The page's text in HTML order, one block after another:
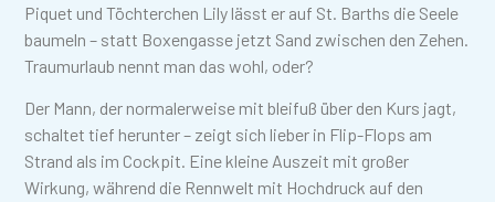
Piquet und Töchterchen Lily lässt er auf St. Barths die Seele
baumeln – statt Boxengasse jetzt Sand zwischen den Zehen.
Traumurlaub nennt man das wohl, oder?
Der Mann, der normalerweise mit bleifuß über den Kurs jagt,
schaltet tief herunter – zeigt sich lieber in Flip-Flops am
Strand als im Cockpit. Eine kleine Auszeit mit großer
Wirkung, während die Rennwelt mit Hochdruck auf den